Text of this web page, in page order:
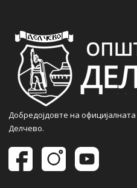
Добредојдовте на
Делчево.